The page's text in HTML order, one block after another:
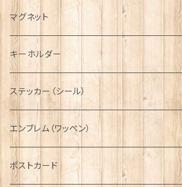
キャスケット
ディアストーカー
ニット帽
タータン【Bronte by Moon】
タータン【Glencroft】
ボタンラップマフラー【Aran Traditions】
サッシュ
スカーフ
ファッションマスク
チャーム
その他のアクセサリー
ラブスプーン【SION LLEWELLYN】
ラブスプーン【PAUL CURTIS】
ファブリック
ペーパーナプキン
ティーコジー
その他テーブルウェア
ジェネラルデザイン
乗り物
動物＆植物
国旗＆紋章
音楽＆楽器
ミリタリー
NAVY
AIRFORCE
ARMY
ピューター
マグネット
キーホルダー
ステッカー（シール）
エンブレム（ワッペン）
ポストカード